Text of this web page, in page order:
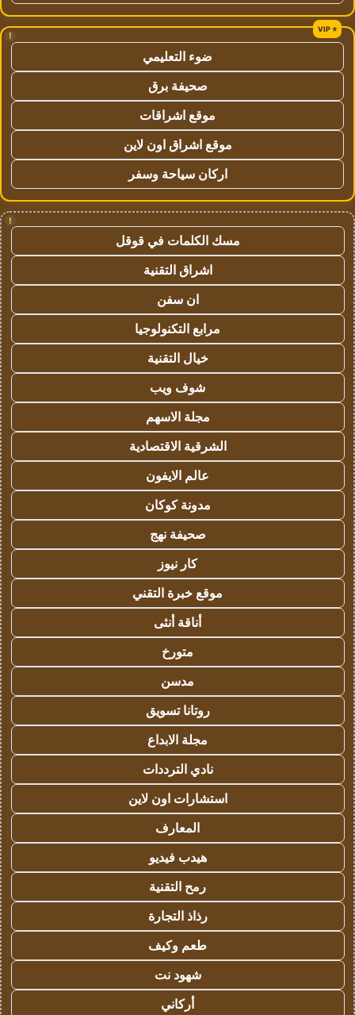
!
ضوء التعليمي
صحيفة برق
موقع اشراقات
موقع اشراق اون لاين
اركان سياحة وسفر
!
مسك الكلمات في قوقل
اشراق التقنية
ان سفن
مرابع التكنولوجيا
خيال التقنية
شوف ويب
مجلة الاسهم
الشرقية الاقتصادية
عالم الايفون
مدونة كوكان
صحيفة نهج
كار نيوز
موقع خبرة التقني
أناقة أنثى
متورخ
مدسن
روتانا تسويق
مجلة الابداع
نادي الترددات
استشارات اون لاين
المعارف
هيدب فيديو
رمح التقنية
رذاذ التجارة
طعم وكيف
شهود نت
أركاني